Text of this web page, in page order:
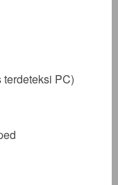
terdeteksi PC)